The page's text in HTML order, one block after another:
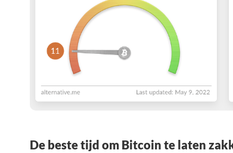
De beste tijd om Bitcoin te laten